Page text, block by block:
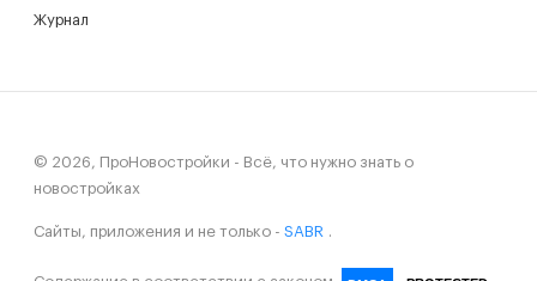
Журнал
© 2026, ПроНовостройки - Всё, что нужно знать о
новостройках
Сайты, приложения и не только - SABR .